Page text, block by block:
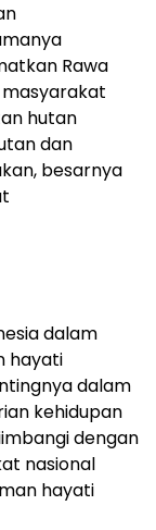
Rawa
masyarakat
hutan
dan
besarnya
dalam
hayati
dalam
kehidupan
dengan
nasional
hayati